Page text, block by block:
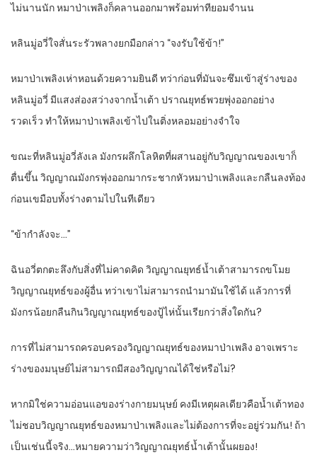
ไม่นานนัก หมาป่าเพลิงก็คลานออกมาพร้อมท่าทียอมจำนน
หลินมู่อวี่ใจสั่นระรัวพลางยกมือกล่าว “จงรับใช้ข้า!”
หมาป่าเพลิงเห่าหอนด้วยความยินดี ทว่าก่อนที่มันจะซึมเข้าสู่ร่างของ
หลินมู่อวี่ มีแสงส่องสว่างจากน้ำเต้า ปราณยุทธ์พวยพุ่งออกอย่าง
รวดเร็ว ทำให้หมาป่าเพลิงเข้าไปในติ่งหลอมอย่างจำใจ
ขณะที่หลินมู่อวี่ลังเล มังกรผลึกโลหิตที่ผสานอยู่กับวิญญาณของเขาก็
ตื่นขึ้น วิญญาณมังกรพุ่งออกมากระชากหัวหมาป่าเพลิงและกลืนลงท้อง
ก่อนเขมือบทั้งร่างตามไปในทีเดียว
“ข้ากำลังจะ…”
ฉินอวี่ตกตะลึงกับสิ่งที่ไม่คาดคิด วิญญาณยุทธ์น้ำเต้าสามารถขโมย
วิญญาณยุทธ์ของผู้อื่น ทว่าเขาไม่สามารถนำมามันใช้ได้ แล้วการที่
มังกรน้อยกลืนกินวิญญาณยุทธ์ของปู้ไห่นั้นเรียกว่าสิ่งใดกัน?
การที่ไม่สามารถครอบครองวิญญาณยุทธ์ของหมาป่าเพลิง อาจเพราะ
ร่างของมนุษย์ไม่สามารถมีสองวิญญาณได้ใช่หรือไม่?
หากมิใช่ความอ่อนแอของร่างกายมนุษย์ คงมีเหตุผลเดียวคือน้ำเต้าทอง
ไม่ชอบวิญญาณยุทธ์ของหมาป่าเพลิงและไม่ต้องการที่จะอยู่ร่วมกัน! ถ้า
เป็นเช่นนี้จริง…หมายความว่าวิญญาณยุทธ์น้ำเต้านั้นผยอง!